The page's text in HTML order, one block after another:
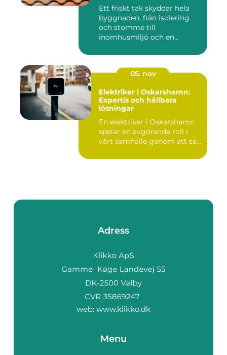
Ett friskt tak skyddar hela
byggnaden, från isolering
och stomme till
inomhusmiljö och en...
05. nov
Elektriker i Oskarshamn:
Expertis och hållbara
lösningar
En elektriker i Oskarshamn
spelar en avgörande roll i
vårt samhälle genom att sä...
Adress
web: www.klikko.dk
Menu